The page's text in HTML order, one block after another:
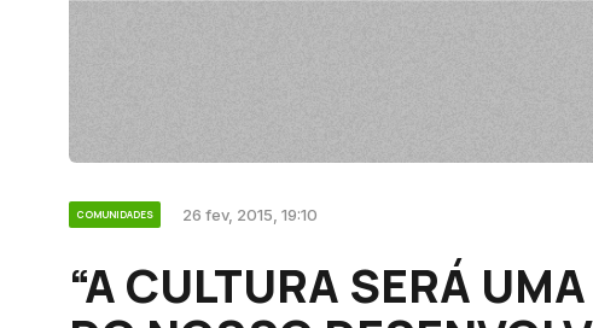
COMUNIDADES 26 fev, 2015, 19:10
“A CULTURA SERÁ